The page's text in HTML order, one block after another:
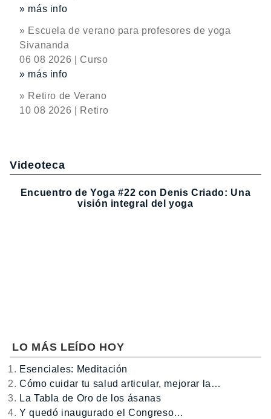
» más info
» Escuela de verano para profesores de yoga
Sivananda
06 08 2026 | Curso
» más info
» Retiro de Verano
10 08 2026 | Retiro
Videoteca
Encuentro de Yoga #22 con Denis Criado: Una
visión integral del yoga
LO MÁS LEÍDO HOY
Esenciales: Meditación
Cómo cuidar tu salud articular, mejorar la…
La Tabla de Oro de los ásanas
Y quedó inaugurado el Congreso…